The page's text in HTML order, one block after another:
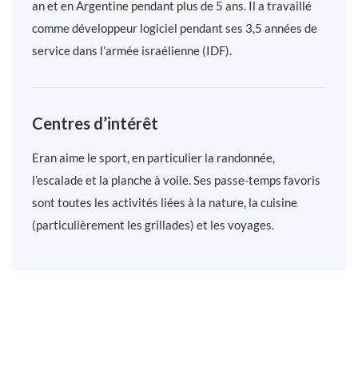
an et en Argentine pendant plus de 5 ans. Il a travaillé
comme développeur logiciel pendant ses 3,5 années de
service dans l’armée israélienne (IDF).
Centres d’intérêt
Eran aime le sport, en particulier la randonnée,
l’escalade et la planche à voile. Ses passe-temps favoris
sont toutes les activités liées à la nature, la cuisine
(particulièrement les grillades) et les voyages.